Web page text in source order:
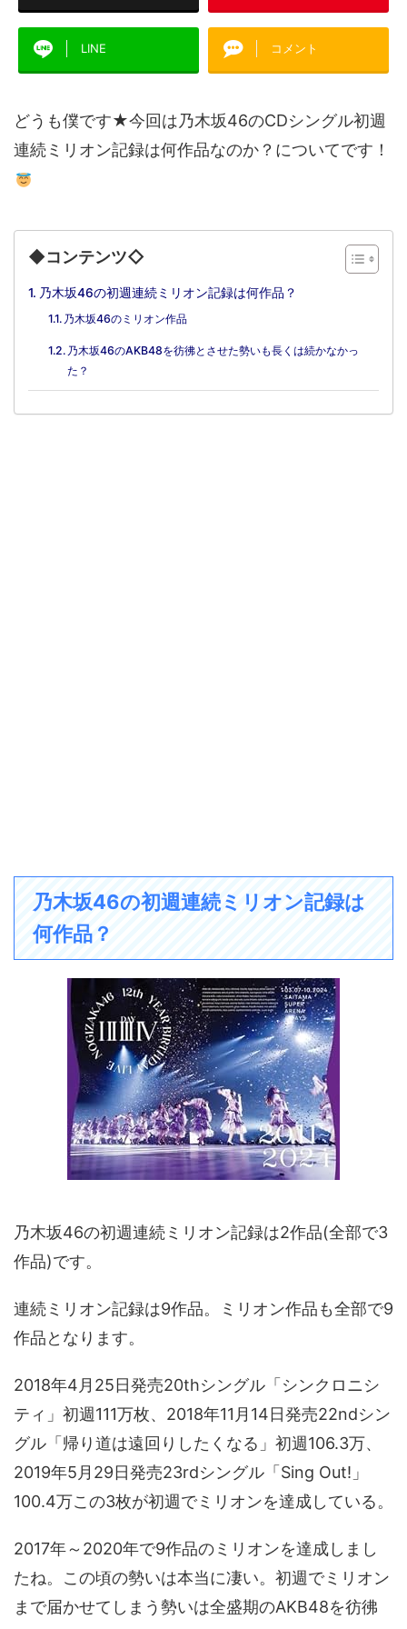
LINE コメント
どうも僕です★今回は乃木坂46のCDシングル初週
連続ミリオン記録は何作品なのか？についてです！
◆コンテンツ◇
乃木坂46の初週連続ミリオン記録は何作品？
乃木坂46のミリオン作品
乃木坂46のAKB48を彷彿とさせた勢いも長くは続かなかっ
た？
乃木坂46の初週連続ミリオン記録は
何作品？
乃木坂46の初週連続ミリオン記録は2作品(全部で3
作品)です。
連続ミリオン記録は9作品。ミリオン作品も全部で9
作品となります。
2018年4月25日発売20thシングル「シンクロニシ
ティ」初週111万枚、2018年11月14日発売22ndシン
グル「帰り道は遠回りしたくなる」初週106.3万、
2019年5月29日発売23rdシングル「Sing Out!」
100.4万この3枚が初週でミリオンを達成している。
2017年～2020年で9作品のミリオンを達成しまし
たね。この頃の勢いは本当に凄い。初週でミリオン
まで届かせてしまう勢いは全盛期のAKB48を彷彿